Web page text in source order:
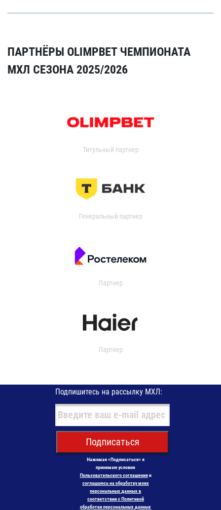
ПАРТНЁРЫ OLIMPBET ЧЕМПИОНАТА
МХЛ СЕЗОНА 2025/2026
Титульный партнер
Генеральный партнер
Партнер
Партнер
Подпишитесь на рассылку МХЛ:
Подписаться
Нажимая «Подписаться» я
принимаю условия
Пользовательского соглашенияи
соглашаюсь на обработку моих
персональных данных в
соответствии с Политикой
обработки персональных данных